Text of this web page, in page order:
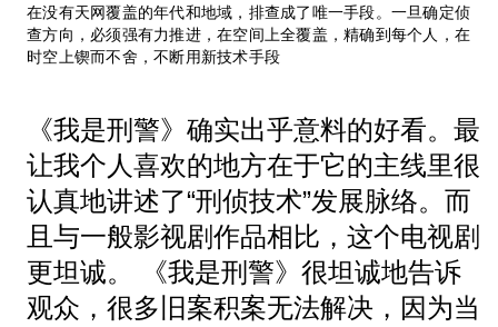
在没有天网覆盖的年代和地域，排查成了唯一手段。一旦确定侦
查方向，必须强有力推进，在空间上全覆盖，精确到每个人，在
时空上锲而不舍，不断用新技术手段
《我是刑警》确实出乎意料的好看。最
让我个人喜欢的地方在于它的主线里很
认真地讲述了“刑侦技术”发展脉络。而
且与一般影视剧作品相比，这个电视剧
更坦诚。 《我是刑警》很坦诚地告诉
观众，很多旧案积案无法解决，因为当